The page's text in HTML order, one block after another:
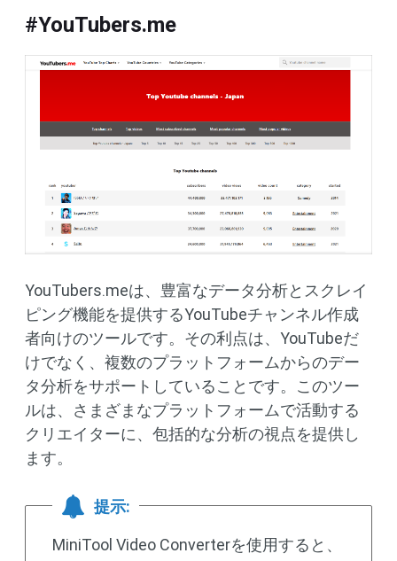
#YouTubers.me
YouTubers.meは、豊富なデータ分析とスクレイ
ピング機能を提供するYouTubeチャンネル作成
者向けのツールです。その利点は、YouTubeだ
けでなく、複数のプラットフォームからのデー
タ分析をサポートしていることです。このツー
ルは、さまざまなプラットフォームで活動する
クリエイターに、包括的な分析の視点を提供し
ます。
提示:
MiniTool Video Converterを使用すると、